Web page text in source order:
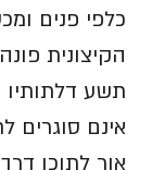
כלפי פנים
הקיצונית
תשע דלתותיו
אינם סוגרים
אור לתוכו